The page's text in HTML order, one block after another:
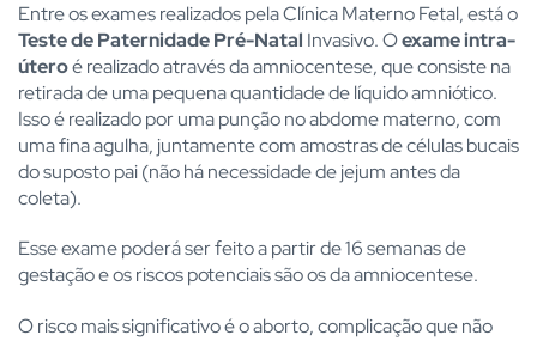
Entre os exames realizados pela Clínica Materno Fetal, está o
Teste de Paternidade Pré-Natal Invasivo. Oexame intra-
úteroé realizado através da amniocentese, que consiste na
retirada de uma pequena quantidade de líquido amniótico.
Isso é realizado por uma punção no abdome materno, com
uma fina agulha, juntamente com amostras de células bucais
do suposto pai (não há necessidade de jejum antes da
coleta).
Esse exame poderá ser feito a partir de 16 semanas de
gestação e os riscos potenciais são os da amniocentese.
O risco mais significativo é o aborto, complicação que não